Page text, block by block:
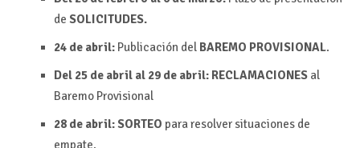
de SOLICITUDES.
24 de abril:Publicación del BAREMO PROVISIONAL.
Del 25 de abril al 29 de abril: RECLAMACIONESal
Baremo Provisional
28 de abril:SORTEO para resolver situaciones de
empate.